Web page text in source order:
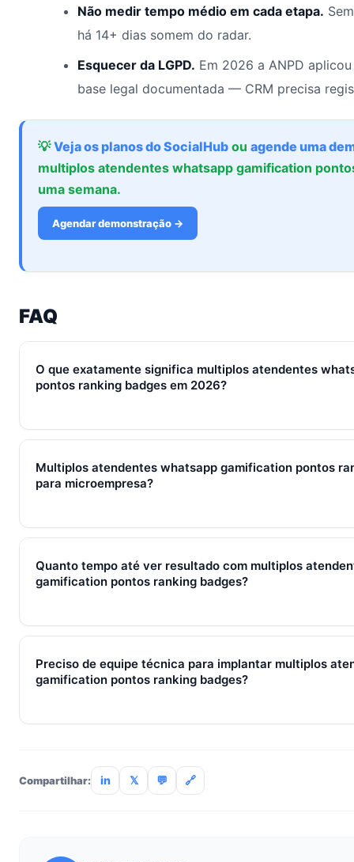
Não medir tempo médio em cada etapa.
há 14+ dias somem do radar.
Esquecer da LGPD. Em 2026 a ANPD
base legal documentada — CRM precisa
💡Veja os planos do SocialHub ou agende uma
multiplos atendentes whatsapp gamification
uma semana.
Agendar demonstração →
FAQ
O que exatamente significa multiplos atendentes
pontos ranking badges em 2026?
Em 2026, multiplos atendentes whatsapp gamification
qualificação, fechamento e pós-venda em um fluxo único.
em torno de WhatsApp + CRM + IA — três pilares que se
Multiplos atendentes whatsapp gamification pontos
para microempresa?
Sim — e quanto antes melhor. Implantar multiplos
SocialHub começa em R$ 197/mês com 7 dias grátis sem
Quanto tempo até ver resultado com multiplos
gamification pontos ranking badges?
Métricas de processo (tempo de resposta, follow-up)
Preciso de equipe técnica para implantar multiplos
gamification pontos ranking badges?
Compartilhar: in 𝕏 💬 🔗